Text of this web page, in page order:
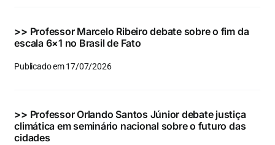
>> Professor Marcelo Ribeiro debate sobre o fim da
escala 6×1 no Brasil de Fato
Publicado em 17/07/2026
>> Professor Orlando Santos Júnior debate justiça
climática em seminário nacional sobre o futuro das
cidades